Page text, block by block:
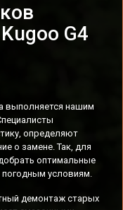
G4
выполняется нашим
определяют
о замене. Так, для
оптимальные
погодным условиям.
демонтаж старых